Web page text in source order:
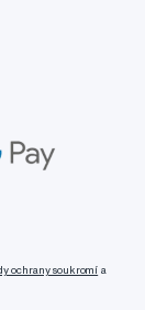
ochrany soukromí a